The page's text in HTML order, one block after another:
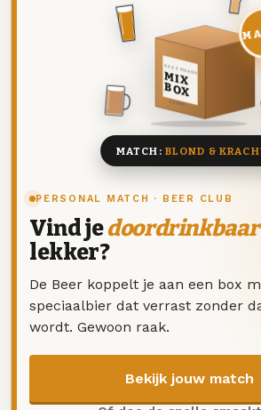
PERSONAL MATCH · BEER CLUB
Vind jedoordrinkbaar
lekker?
De Beer koppelt je aan een box
speciaalbier dat verrast zonder
wordt. Gewoon raak.
Bekijk jouw match
DEZE MAAND
MIX
BOX
8 BIEREN
MATCH: BLOND &